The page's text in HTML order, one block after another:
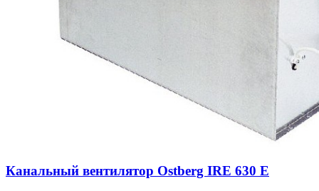
Канальный вентилятор Ostberg IRE 630 E